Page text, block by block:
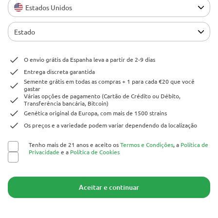
legislações e regulamentações locais. A Herbies Head
Shop não é responsável por quaisquer violações da lei. Os
produtos e as informações contidas neste site não foram
avaliadas pelo FDA e NÃO têm a pretensão de
enfermidade. Todos os produtos contêm menos de 0,3%
de THC, quando aplicável, de acordo com as
regulamentações federais. Por favor, certifique-se da
conformidade com suas leis locais, já que a Herbies não
oferece aconselhamento legal e não assume qualquer
responsabilidade pelo uso ou cultivo de cannabis em áreas
— Através do nosso provedor de serviços de pagamento, WORLD SPACE
LINK SL, localizado em Calle El Pilar, 17, 03005 Alicante, Espanha, com o
número de identificação fiscal B56571102, para determinadas transações.
Estados Unidos
Estado
O envio grátis da Espanha leva a partir de 2-9 dias
Entrega discreta garantida
Semente grátis em todas as compras + 1 para cada €20 que você
gastar
Várias opções de pagamento (Cartão de Crédito ou Débito,
Transferência bancária, Bitcoin)
Genética original da Europa, com mais de 1500 strains
Os preços e a variedade podem variar dependendo da localização
Tenho mais de 21 anos e aceito osTermos e Condições, a Política de
Privacidade e a Política de Cookies
Aceitar e continuar